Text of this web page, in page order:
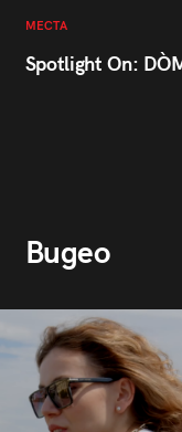
МЕСТА
Spotlight On:
Видео